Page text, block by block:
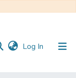
Log In (current)